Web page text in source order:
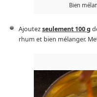
Bien
Ajoutezseulement 100 g
rhum et bien mélanger.